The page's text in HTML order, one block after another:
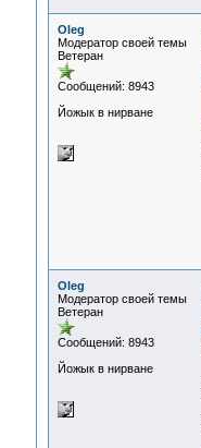
Oleg
Модератор своей темы
Ветеран
Сообщений: 8943
Йожык в нирване
Oleg
Модератор своей темы
Ветеран
Сообщений: 8943
Йожык в нирване